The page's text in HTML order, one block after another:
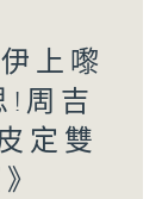
上嚟
!周吉
定雙